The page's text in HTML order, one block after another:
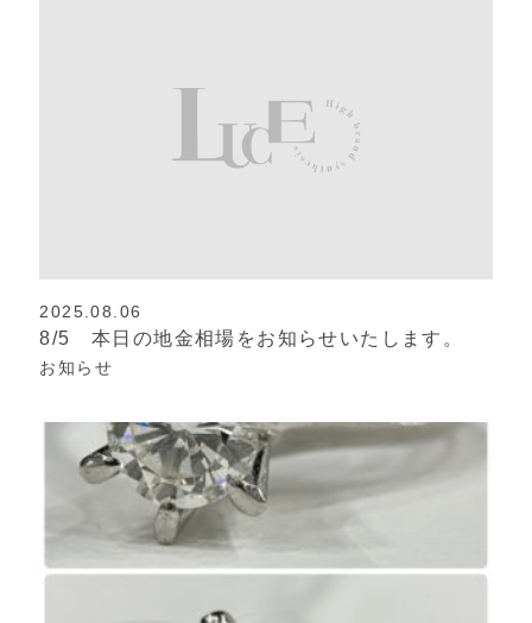
2025.08.06
8/5 本日の地金相場をお知らせいたします。
お知らせ